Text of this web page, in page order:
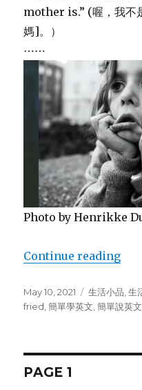
mother is.” (喔，我不
媽]。）
⋯⋯
Photo by Henrikke
Continue reading
Posted
on
May 10, 2021 Categories
生活小品 ,生
fried ,簡單學英文 ,簡單說英文
Posts
PAGE 1